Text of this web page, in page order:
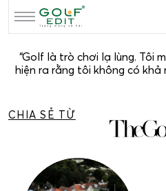
“Golf là trò chơi lạ lùng. Tôi
hiện ra rằng tôi không có khả
CHIA SẺ TỪ